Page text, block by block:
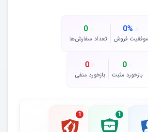
0%
موفقیت فروش
0
تعداد سفارش‌ها
0
بازخورد مثبت
0
بازخورد منفی
1
1